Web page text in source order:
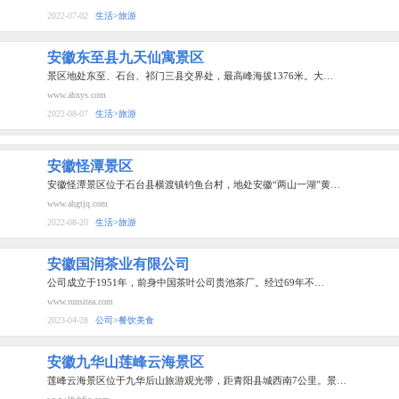
2022-07-02
生活>旅游
安徽东至县九天仙寓景区
景区地处东至、石台、祁门三县交界处，最高峰海拔1376米。大…
www.ahxys.com
2022-08-07
生活>旅游
安徽怪潭景区
安徽怪潭景区位于石台县横渡镇钓鱼台村，地处安徽“两山一湖”黄…
www.ahgtjq.com
2022-08-20
生活>旅游
安徽国润茶业有限公司
公司成立于1951年，前身中国茶叶公司贵池茶厂。经过69年不…
www.runsitea.com
2023-04-28
公司>餐饮美食
安徽九华山莲峰云海景区
莲峰云海景区位于九华后山旅游观光带，距青阳县城西南7公里。景…